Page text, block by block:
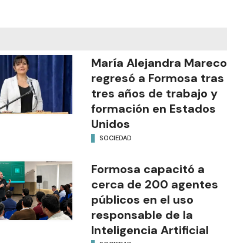
María Alejandra Mareco
regresó a Formosa tras
tres años de trabajo y
formación en Estados
Unidos
SOCIEDAD
Formosa capacitó a
cerca de 200 agentes
públicos en el uso
responsable de la
Inteligencia Artificial